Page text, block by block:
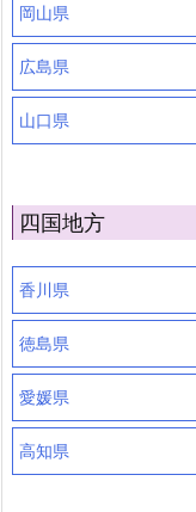
岡山県
広島県
山口県
四国地方
香川県
徳島県
愛媛県
高知県